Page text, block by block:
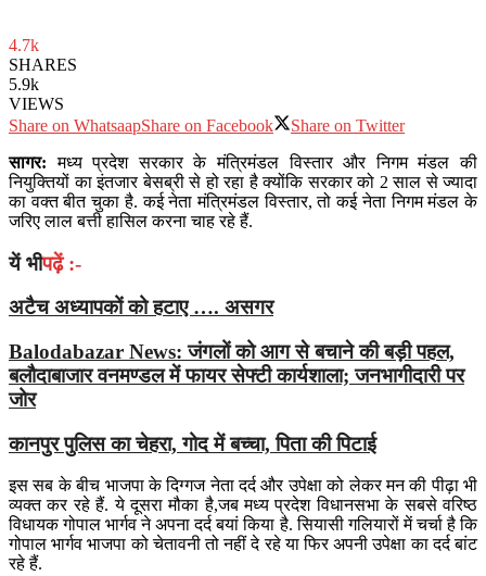
4.7k
SHARES
5.9k
VIEWS
Share on WhatsaapShare on Facebook
Share on Twitter
सागर:मध्य प्रदेश सरकार के मंत्रिमंडल विस्तार और निगम मंडल की
नियुक्तियों का इंतजार बेसब्री से हो रहा है क्योंकि सरकार को 2 साल से ज्यादा
का वक्त बीत चुका है. कई नेता मंत्रिमंडल विस्तार, तो कई नेता निगम मंडल के
जरिए लाल बत्ती हासिल करना चाह रहे हैं.
यें भीपढ़ें :-
अटैच अध्यापकों को हटाए …. असगर
Balodabazar News: जंगलों को आग से बचाने की बड़ी पहल,
बलौदाबाजार वनमण्डल में फायर सेफ्टी कार्यशाला; जनभागीदारी पर
जोर
कानपुर पुलिस का चेहरा, गोद में बच्चा, पिता की पिटाई
इस सब के बीच भाजपा के दिग्गज नेता दर्द और उपेक्षा को लेकर मन की पीढ़ा भी
व्यक्त कर रहे हैं. ये दूसरा मौका है,जब मध्य प्रदेश विधानसभा के सबसे वरिष्ठ
विधायक गोपाल भार्गव ने अपना दर्द बयां किया है. सियासी गलियारों में चर्चा है कि
गोपाल भार्गव भाजपा को चेतावनी तो नहीं दे रहे या फिर अपनी उपेक्षा का दर्द बांट
रहे हैं.